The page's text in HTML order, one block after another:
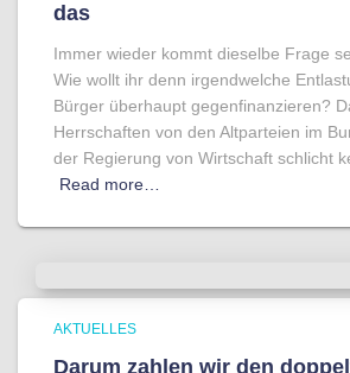
das
Immer wieder kommt dieselbe Frage
Wie wollt ihr denn irgendwelche
Bürger überhaupt gegenfinanzieren?
Herrschaften von den Altparteien im
der Regierung von Wirtschaft schlicht
Read more…
AKTUELLES
Darum zahlen wir den